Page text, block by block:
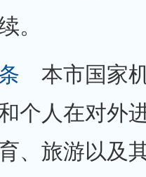
。
本市国家
个人在对外
、旅游以及